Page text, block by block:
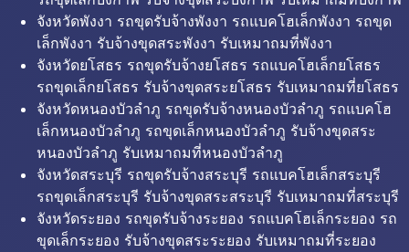
จังหวัดพังงา รถขุดรับจ้างพังงา รถแบคโฮเล็กพังงา รถขุด
เล็กพังงา รับจ้างขุดสระพังงา รับเหมาถมที่พังงา
จังหวัดยโสธร รถขุดรับจ้างยโสธร รถแบคโฮเล็กยโสธร
รถขุดเล็กยโสธร รับจ้างขุดสระยโสธร รับเหมาถมที่ยโสธร
จังหวัดหนองบัวลำภู รถขุดรับจ้างหนองบัวลำภู รถแบคโฮ
เล็กหนองบัวลำภู รถขุดเล็กหนองบัวลำภู รับจ้างขุดสระ
หนองบัวลำภู รับเหมาถมที่หนองบัวลำภู
จังหวัดสระบุรี รถขุดรับจ้างสระบุรี รถแบคโฮเล็กสระบุรี
รถขุดเล็กสระบุรี รับจ้างขุดสระสระบุรี รับเหมาถมที่สระบุรี
จังหวัดระยอง รถขุดรับจ้างระยอง รถแบคโฮเล็กระยอง รถ
ขุดเล็กระยอง รับจ้างขุดสระระยอง รับเหมาถมที่ระยอง